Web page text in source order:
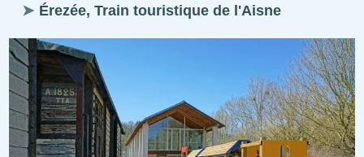
Érezée, Train touristique de l'Aisne
Image
Image
Image
Image